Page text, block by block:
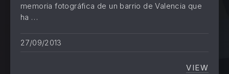
memoria fotográfica de un barrio de Valencia que
ha …
27/09/2013
VIEW